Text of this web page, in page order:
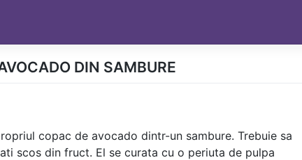
DIN SAMBURE
copac de avocado dintr-un sambure. Trebuie sa
scos din fruct. El se curata cu o periuta de pulpa